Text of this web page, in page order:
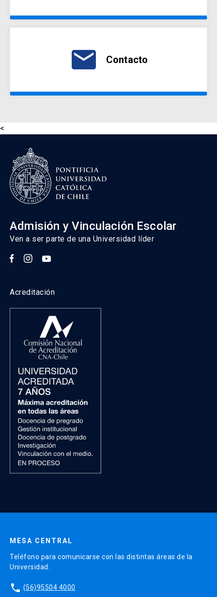
email Contacto
<
Admisión y Vinculación Escolar
Ven a ser parte de una Universidad líder
Acreditación
MESA CENTRAL
Teléfono para comunicarse con las distintas áreas de la
Universidad.
phone (56)95504 4000